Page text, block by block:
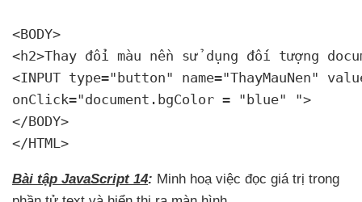
<BODY>
<h2>Thay đổi màu nền sử dụng đối tượng
<INPUT type="button" name="ThayMauNen"
onClick="document.bgColor = "blue" ">
</BODY>
</HTML>
Bài tập JavaScript 14: Minh hoạ việc đọc giá trị trong